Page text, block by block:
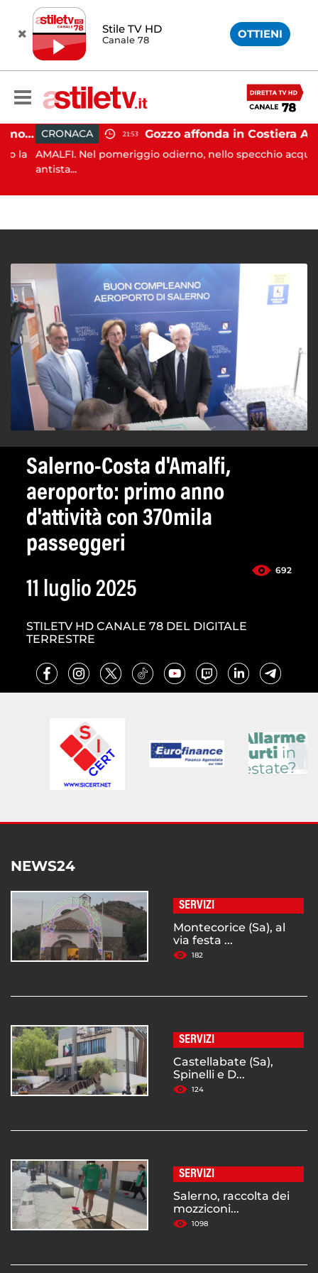
Stile TV HD
Canale 78 OTTIENI
Castellabate, incidente in moto: 27enne in ospedale
la
CRONACA 21:53 Gozzo affonda in Costiera Amalfitana: occupanti soccorsi da altri natanti
AMALFI. Nel pomeriggio odierno, nello specchio acqueo
antista...
Salerno-Costa d'Amalfi,
aeroporto: primo anno
d'attività con 370mila
passeggeri
692
11 luglio 2025
STILETV HD CANALE 78 DEL DIGITALE
TERRESTRE
NEWS24
SERVIZI
Montecorice (Sa), al
via festa ...
182
SERVIZI
Castellabate (Sa),
Spinelli e D...
124
SERVIZI
Salerno, raccolta dei
mozziconi...
1098